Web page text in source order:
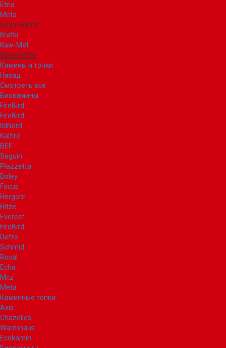
Etna
Meta
Royal Flame
Kratki
Kaw-Met
Glamm Fire
Камины и топки
Назад
Смотреть все
Биокамины
FireBird
FireBird
IldNord
Kalfire
BEF
Seguin
Piazzetta
Boley
Focus
Hergom
Hitze
Everest
FireBird
Defro
Schmid
Rocal
Echa
Mcz
Meta
Каминные топки
Axis
Chazelles
Warmhaus
Ecokamin